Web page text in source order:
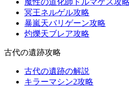
魔性の道化師ドルマゲス攻略
冥王ネルゲル攻略
暴嵐天バリゲーン攻略
灼爍天ブレア攻略
古代の遺跡攻略
古代の遺跡の解説
キラーマシン2攻略